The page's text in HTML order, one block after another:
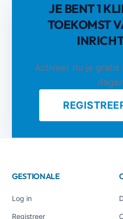
JE BENT 1
TOEKOMST
Activeer nu je
GESTIONALE
Log in
Registreer